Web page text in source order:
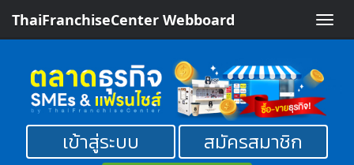
Toggle
ThaiFranchiseCenter Webboard
เข้าสู่ระบบ
สมัครสมาชิก